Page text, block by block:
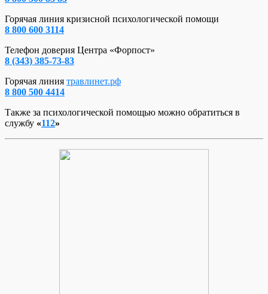
Горячая линия кризисной психологической помощи
8 800 600 3114
Телефон доверия Центра «Форпост»
8 (343) 385-73-83
Горячая линия травлинет.рф
8 800 500 4414
Также за психологической помощью можно обратиться в
службу «112»